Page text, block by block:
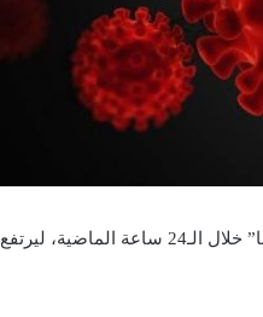
افادت وزارة الصحة، اليوم الأربعاء، انه تم تسجيل 4096 إصابة مؤكدة جديدة بفيروس “كورونا” خلال الـ24 ساعة الماضية، ليرتفع